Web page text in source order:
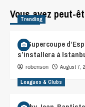
Vous avez peut-
Trending
La Supercoupe
s’installera à
robenson August 7,
Leagues & Clubs